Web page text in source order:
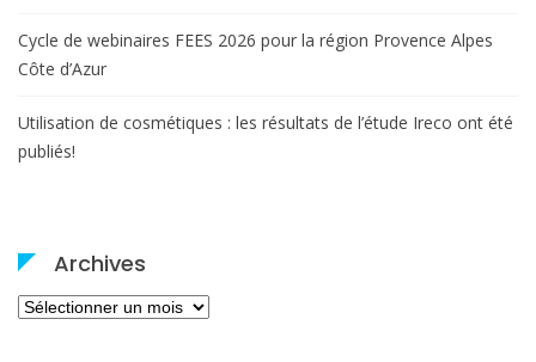
Cycle de webinaires FEES 2026 pour la région Provence Alpes
Côte d’Azur
Utilisation de cosmétiques : les résultats de l’étude Ireco ont été
publiés!
Archives
Archives